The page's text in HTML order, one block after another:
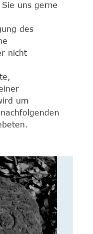
uns gerne
des
nicht
um